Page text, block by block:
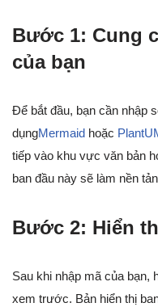
Bước 1: Cung
của bạn
Để bắt đầu, bạn cần nhập
dụngMermaid hoặc
tiếp vào khu vực văn bản
ban đầu này sẽ làm nền
Bước 2: Hiển
Sau khi nhập mã của bạn,
xem trước. Bản hiển thị